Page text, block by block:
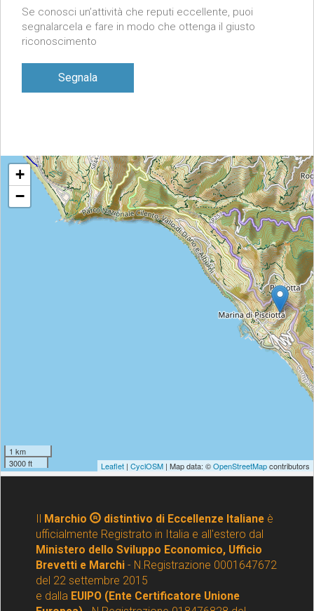
Se conosci un’attività che reputi eccellente, puoi
segnalarcela e fare in modo che ottenga il giusto
riconoscimento
Segnala
Marchio distintivo di Eccellenze Italianeè
ufficialmente Registrato in Italia e all'estero dal
Ministero dello Sviluppo Economico, Ufficio
Brevetti e Marchi - N.Registrazione 0001647672
del 22 settembre 2015
e dalla EUIPO (Ente Certificatore Unione